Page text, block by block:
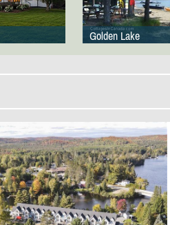
Golden Lake